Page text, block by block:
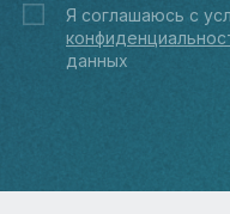
Я соглашаюсь с
данных